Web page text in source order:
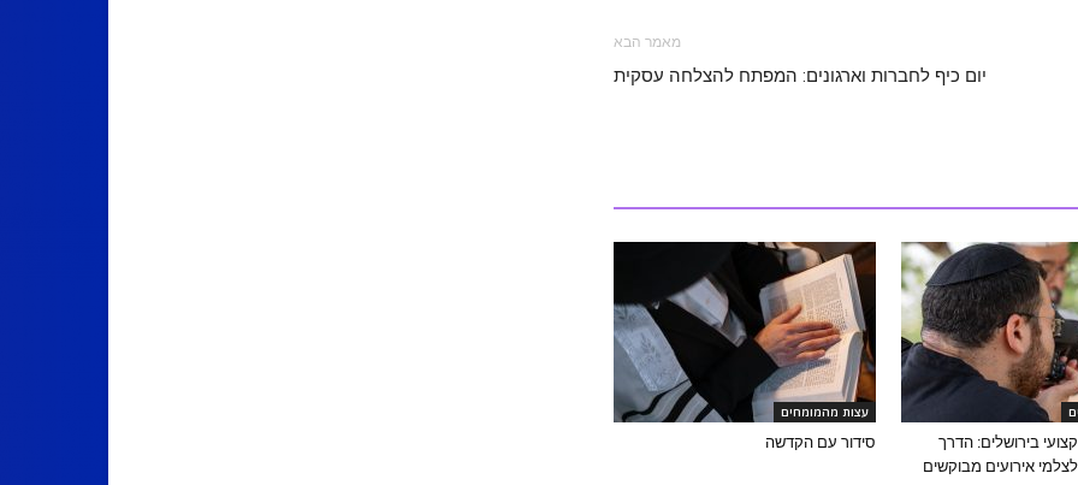
מאמר הבא
יום כיף לחברות וארגונים: המפתח להצלחה עסקית
בירושלים: הדרך
אירועים מבוקשים
עצות מהמומחים
סידור עם הקדשה